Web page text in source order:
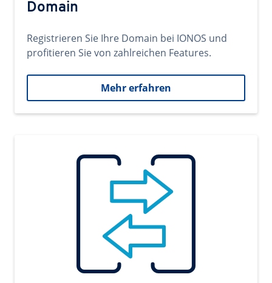
Domain
Registrieren Sie Ihre Domain bei IONOS und
profitieren Sie von zahlreichen Features.
Mehr erfahren